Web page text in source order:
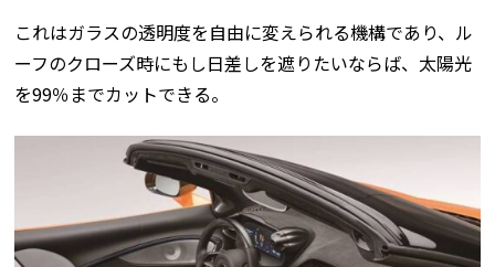
これはガラスの透明度を自由に変えられる機構であり、ル
ーフのクローズ時にもし日差しを遮りたいならば、太陽光
を99％までカットできる。